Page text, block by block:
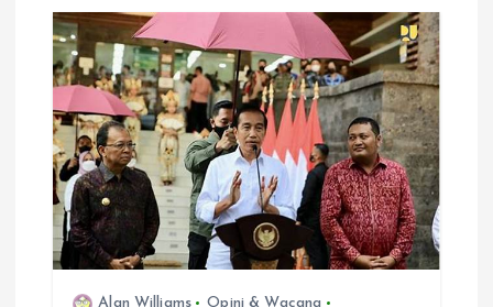
Alan Williams Opini & Wacana